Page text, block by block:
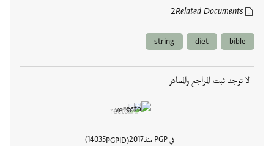
Related Documents
2
bible
diet
string
لا توجد ثبت المراجع والمصادر
في PGP منذ 2017
PGPID
14035